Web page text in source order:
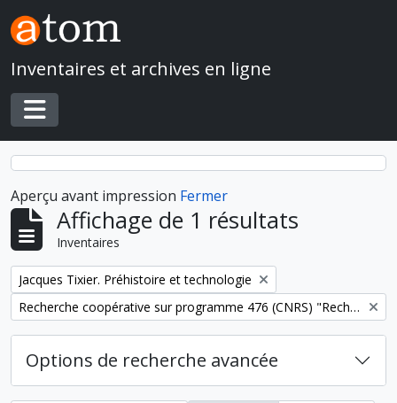
Skip to main content
Inventaires et archives en ligne
Toggle navigation
Aperçu avant impression Fermer
Affichage de 1 résultats
Inventaires
Remove filter:
Jacques Tixier. Préhistoire et technologie
Remove filter:
Recherche coopérative sur programme 476 (CNRS) "Recherche anthropologique au Proche- et Moyen-Orient"
Options de recherche avancée